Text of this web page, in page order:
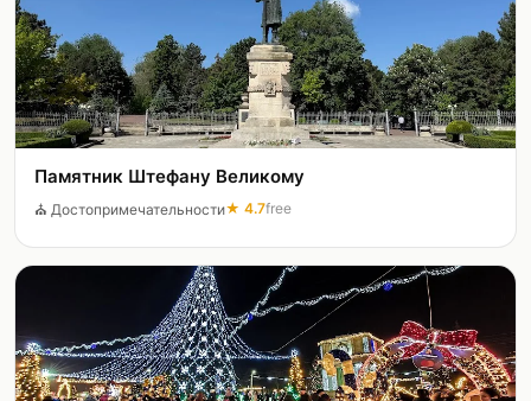
Памятник Штефану Великому
⛪ Достопримечательности★ 4.7free